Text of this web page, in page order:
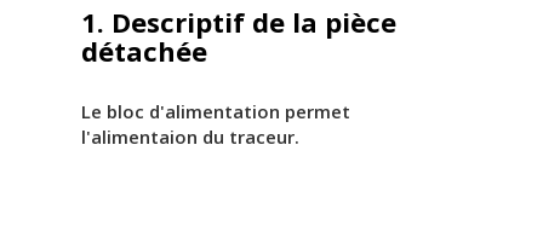
1. Descriptif de la pièce
détachée
Le bloc d'alimentation permet
l'alimentaion du traceur.